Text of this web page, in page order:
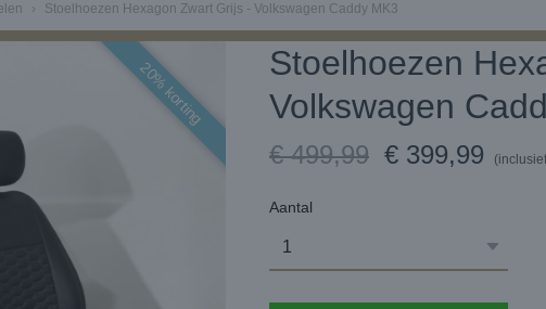
› Stoelhoezen Hexagon Zwart Grijs - Volkswagen Caddy MK3
20% korting
Stoelhoezen
Volkswagen
€ 499,99 € 399,99
Aantal